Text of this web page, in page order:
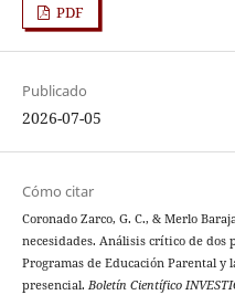
PDF
Publicado
2026-07-05
Cómo citar
Coronado Zarco, G. C., & Merlo
necesidades. Análisis crítico de dos
Programas de Educación Parental
presencial. Boletín Científico